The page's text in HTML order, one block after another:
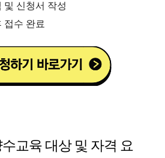
및 신청서 작성
접수 완료
교육 대상 및 자격 요